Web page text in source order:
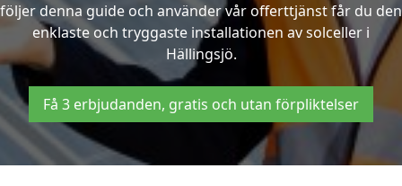
följer denna guide och använder vår offerttjänst får du den
enklaste och tryggaste installationen av solceller i
Hällingsjö.
Få 3 erbjudanden, gratis och utan förpliktelser